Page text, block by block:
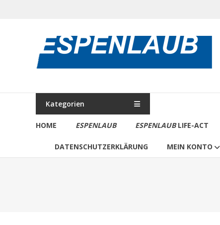
ESPENLAUB
Verlag
Kategorien
HOME ESPENLAUB ESPENLAUBLIFE-ACT
DATENSCHUTZERKLÄRUNG MEIN KONTO